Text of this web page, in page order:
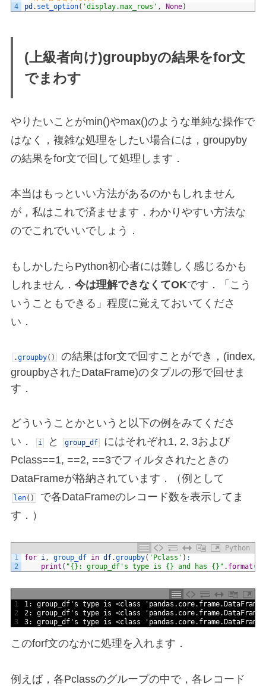
4
pd . set_option( 'display.max_rows' , None)
(上級者向け)groupbyの結果をfor文
でまわす
やりたいことがmin()やmax()のような単純な操作で
はなく，複雑な処理をしたい場合には，groupyby
の結果をfor文で回して処理します．
本当はもっといい方法があるのかもしれません
が，私はこれで済ませます．わかりやすい方法な
のでこれでいいでしょう．
もしかしたらPython初心者には難しく感じるかも
しれません． 今は理解できなくてOKです．「こう
いうこともできる」程度に覚えておいてくださ
い．
.groupby( )
の結果はfor文で回すことができ，(index,
groupbyされたDataFrame)のタプルの形で回せま
す．
どういうことかというと以下の例をみてくださ
い．
i と group_df
にはそれぞれ1, 2, 3および
Pclass==1, ==2, ==3でフィルタされたときの
DataFrameが格納されています．（例として
len( )
で各DataFrameのレコード数を表示してま
す．）
Python
1
2
for i , group_df in df.groupby( 'Pclass' ) :
print ( "{}: group_df's type is {} and has {}" . format (
1
2
3
1: group df 's type is <class ' pandas . core. frame. DataFrame
2: group_df' s type is <class 'pandas.core.frame.DataFrame'
3: group df 's type is <class ' pandas . core. frame. DataFrame
このforf文のなかに処理を入れます．
例えば，各Pclassのグループの中で，各レコード